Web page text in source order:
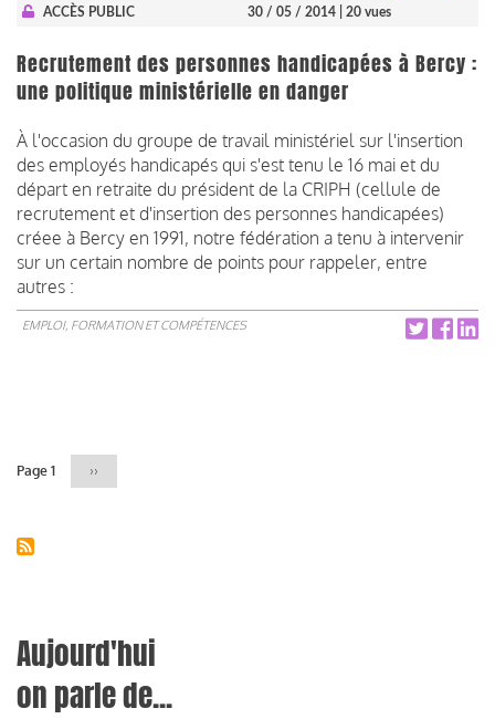
ACCÈS PUBLIC 30 / 05 / 2014 | 20 vues
Recrutement des personnes handicapées à Bercy :
une politique ministérielle en danger
À l'occasion du groupe de travail ministériel sur l'insertion
des employés handicapés qui s'est tenu le 16 mai et du
départ en retraite du président de la CRIPH (cellule de
recrutement et d'insertion des personnes handicapées)
créee à Bercy en 1991, notre fédération a tenu à intervenir
sur un certain nombre de points pour rappeler, entre
autres :
EMPLOI, FORMATION ET COMPÉTENCES
Page 1
Page
››
Aujourd'hui
on parle de...